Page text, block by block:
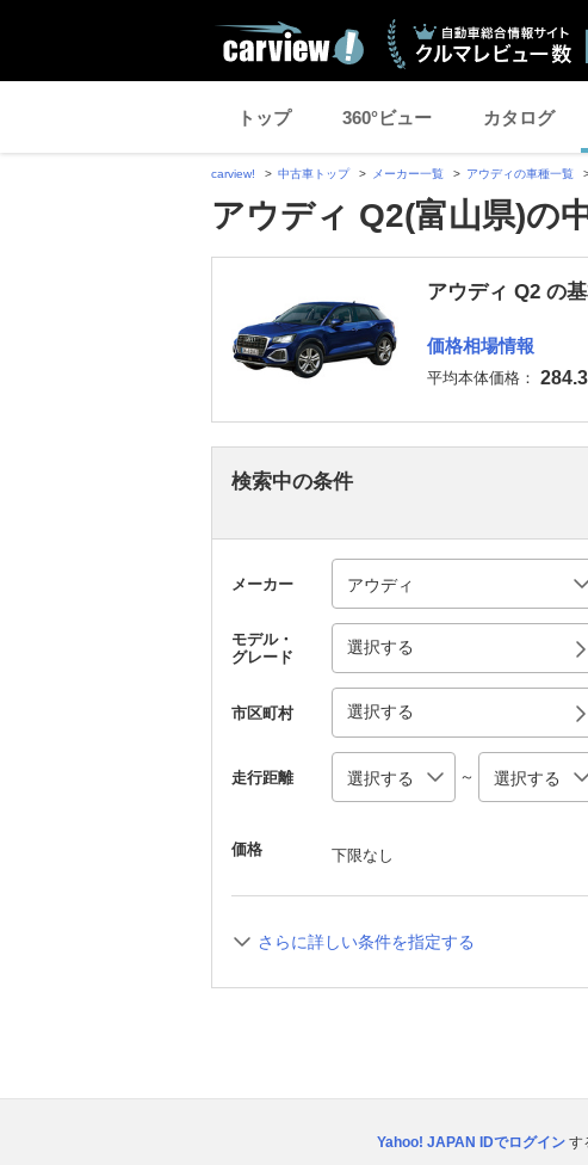
トップ 360°ビュー カタログ
carview! 中古車トップ メーカー一覧 アウディの車種一覧
アウディ Q2(富山県)の
アウディ Q2 の
価格相場情報
平均本体価格： 284.3
検索中の条件
メーカー
モデル・
グレード
選択する
市区町村 選択する
走行距離 ～
価格 下限なし
さらに詳しい条件を指定する
Yahoo! JAPAN IDでログインす